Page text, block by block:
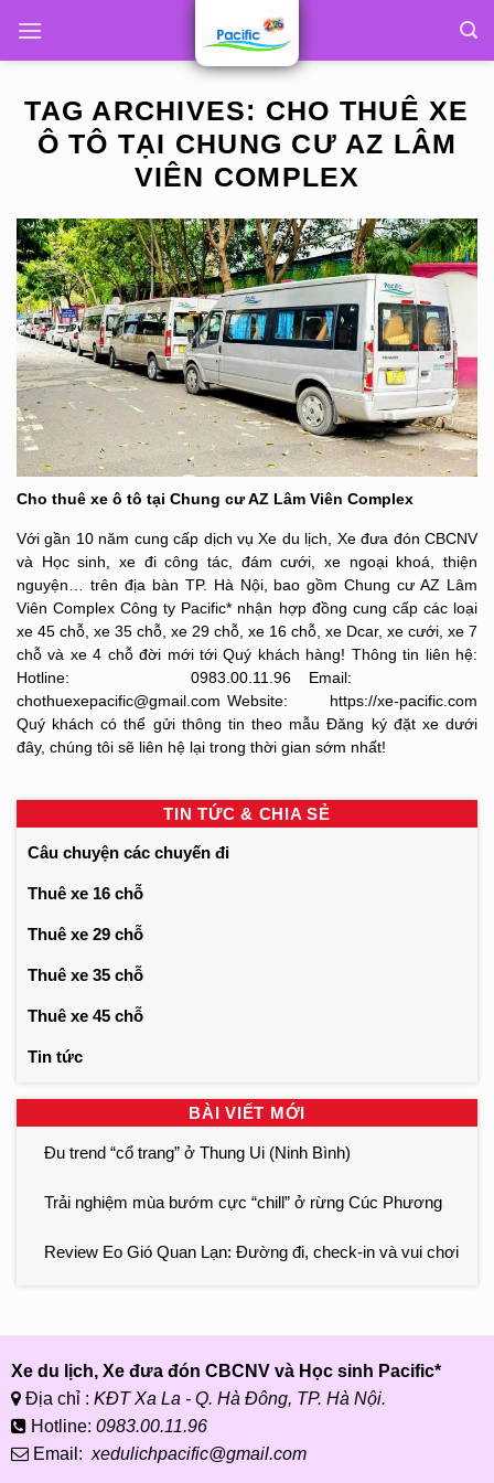
TAG ARCHIVES: CHO THUÊ XE
Ô TÔ TẠI CHUNG CƯ AZ LÂM
VIÊN COMPLEX
Cho thuê xe ô tô tại Chung cư AZ Lâm Viên Complex
Với gần 10 năm cung cấp dịch vụ Xe du lịch, Xe đưa đón CBCNV
và Học sinh, xe đi công tác, đám cưới, xe ngoại khoá, thiện
nguyện… trên địa bàn TP. Hà Nội, bao gồm Chung cư AZ Lâm
Viên Complex Công ty Pacific* nhận hợp đồng cung cấp các loại
xe 45 chỗ, xe 35 chỗ, xe 29 chỗ, xe 16 chỗ, xe Dcar, xe cưới, xe 7
chỗ và xe 4 chỗ đời mới tới Quý khách hàng! Thông tin liên hệ:
Hotline: 0983.00.11.96 Email:
chothuexepacific@gmail.com Website: https://xe-pacific.com
Quý khách có thể gửi thông tin theo mẫu Đăng ký đặt xe dưới
đây, chúng tôi sẽ liên hệ lại trong thời gian sớm nhất!
TIN TỨC & CHIA SẺ
Câu chuyện các chuyến đi
Thuê xe 16 chỗ
Thuê xe 29 chỗ
Thuê xe 35 chỗ
Thuê xe 45 chỗ
Tin tức
BÀI VIẾT MỚI
Đu trend “cổ trang” ở Thung Ui (Ninh Bình)
Trải nghiệm mùa bướm cực “chill” ở rừng Cúc Phương
Review Eo Gió Quan Lạn: Đường đi, check-in và vui chơi
Xe du lịch, Xe đưa đón CBCNV và Học sinh Pacific*
Địa chỉ : KĐT Xa La - Q. Hà Đông, TP. Hà Nội.
Hotline: 0983.00.11.96
Email: xedulichpacific@gmail.com